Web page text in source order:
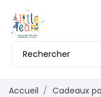
Accueil Cadeaux